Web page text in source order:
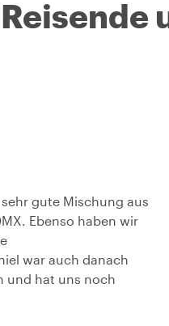
gute Mischung aus
Ebenso haben wir
war auch danach
und hat uns noch